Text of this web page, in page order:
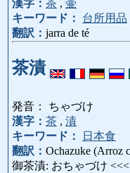
漢字： 茶 , 壷
キーワード：
台所用品
翻訳： jarra de té
茶漬
発音： ちゃづけ
漢字： 茶 , 漬
キーワード：
日本食
翻訳： Ochazuke (Arroz
御茶漬: おちゃづけ